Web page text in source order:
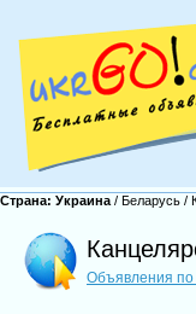
Страна: Украина / Беларусь /
Объявления по